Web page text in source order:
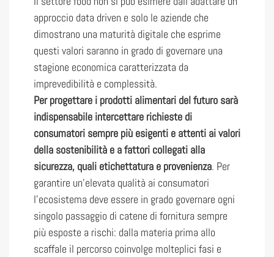
approccio data driven e solo le aziende che
dimostrano una maturità digitale che esprime
questi valori saranno in grado di governare una
stagione economica caratterizzata da
imprevedibilità e complessità.
Per progettare i prodotti alimentari del futuro sarà
indispensabile intercettare richieste di
consumatori sempre più esigenti e attenti ai valori
della sostenibilità e a fattori collegati alla
sicurezza, quali etichettatura e provenienza. Per
garantire un’elevata qualità ai consumatori
l’ecosistema deve essere in grado governare ogni
singolo passaggio di catene di fornitura sempre
più esposte a rischi: dalla materia prima allo
scaffale il percorso coinvolge molteplici fasi e